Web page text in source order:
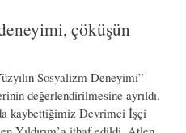
çöküşün
Sosyalizm Deneyimi”
değerlendirilmesine ayrıldı.
kaybettiğimiz Devrimci İşçi